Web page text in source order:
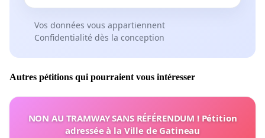
Vos données vous appartiennent
Confidentialité dès la conception
Autres pétitions qui pourraient vous intéresser
NON AU TRAMWAY SANS RÉFÉRENDUM ! Pétition
adressée à la Ville de Gatineau